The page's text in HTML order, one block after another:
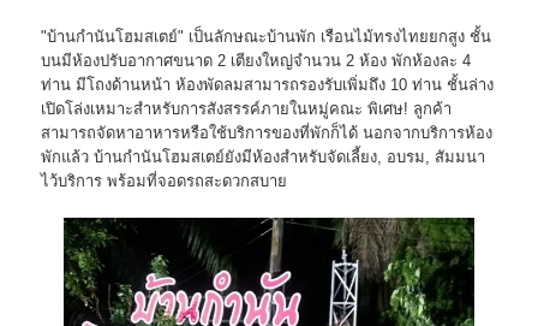
"บ้านกำนันโฮมสเตย์" เป็นลักษณะบ้านพัก เรือนไม้ทรงไทยยกสูง ชั้น
บนมีห้องปรับอากาศขนาด 2 เตียงใหญ่จำนวน 2 ห้อง พักห้องละ 4
ท่าน มีโถงด้านหน้า ห้องพัดลมสามารถรองรับเพิ่มถึง 10 ท่าน ชั้นล่าง
เปิดโล่งเหมาะสำหรับการสังสรรค์ภายในหมู่คณะ พิเศษ! ลูกค้า
สามารถจัดหาอาหารหรือใช้บริการของที่พักก็ได้ นอกจากบริการห้อง
พักแล้ว บ้านกำนันโฮมสเตย์ยังมีห้องสำหรับจัดเลี้ยง, อบรม, สัมมนา
ไว้บริการ พร้อมที่จอดรถสะดวกสบาย